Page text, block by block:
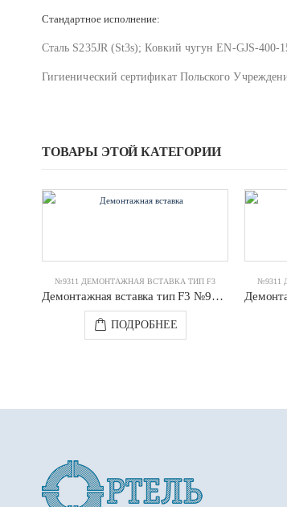
Стандартное исполнение:
Сталь S235JR (St3s); Ковкий чугун EN-GJS-
Гигиенический сертификат Польского
ТОВАРЫ ЭТОЙ КАТЕГОРИИ
№9311 ДЕМОНТАЖНАЯ ВСТАВКА ТИП F3
Демонтажная вставка тип F3 №9311 DN0300 PN10 JAFAR
ПОДРОБНЕЕ
№9311